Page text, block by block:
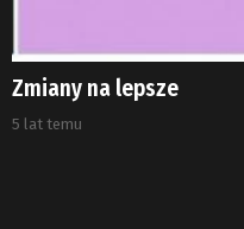
Zmiany na lepsze
5 lat temu